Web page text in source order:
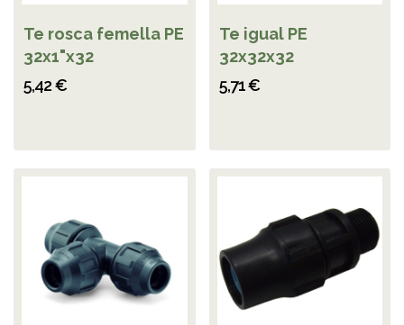
Te rosca femella PE
32x1"x32
5,42 €
Te igual PE
32x32x32
5,71 €